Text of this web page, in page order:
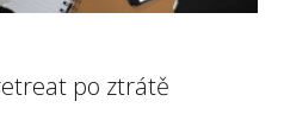
po ztrátě